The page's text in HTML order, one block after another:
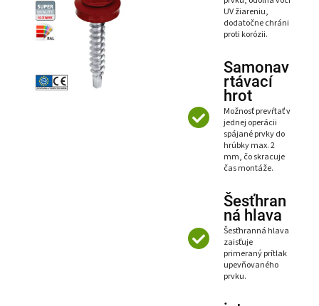
UV žiareniu,
dodatočne chráni
proti korózii.
Samonav
rtávací
hrot
Možnosť prevŕtať v
jednej operácii
spájané prvky do
hrúbky max. 2
mm, čo skracuje
čas montáže.
Šesťhran
ná hlava
Šesťhranná hlava
zaisťuje
primeraný prítlak
upevňovaného
prvku.